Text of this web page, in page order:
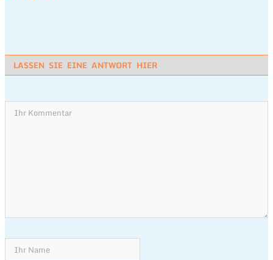
LASSEN SIE EINE ANTWORT HIER